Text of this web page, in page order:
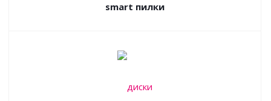
smart пилки